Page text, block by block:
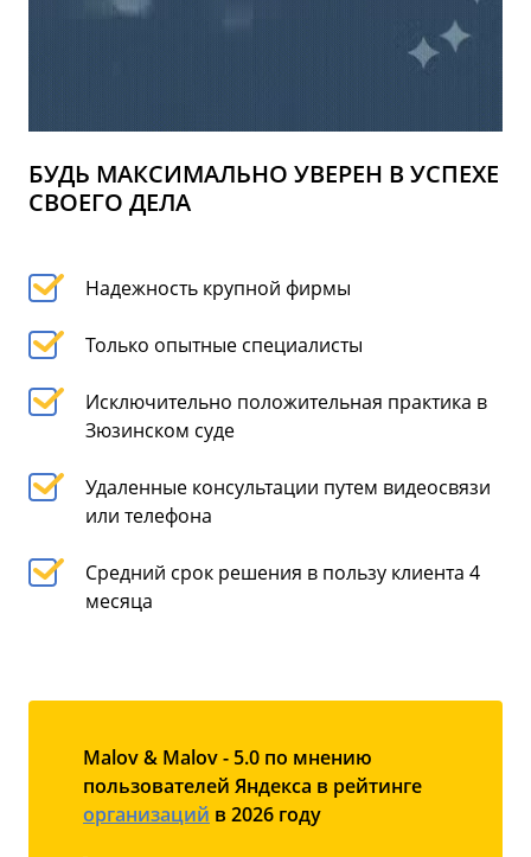
БУДЬ МАКСИМАЛЬНО УВЕРЕН В УСПЕХЕ
СВОЕГО ДЕЛА
Надежность крупной фирмы
Только опытные специалисты
Исключительно положительная практика в
Зюзинском суде
Удаленные консультации путем видеосвязи
или телефона
Средний срок решения в пользу клиента 4
месяца
Malov & Malov - 5.0 по мнению
пользователей Яндекса в рейтинге
организаций в 2026 году